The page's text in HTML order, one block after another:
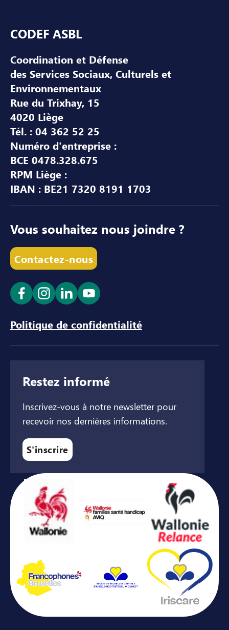
CODEF ASBL
Coordination et Défense
des Services Sociaux, Culturels et
Environnementaux
Rue du Trixhay, 15
4020 Liège
Tél. : 04 362 52 25
Numéro d'entreprise :
BCE 0478.328.675
RPM Liège :
IBAN : BE21 7320 8191 1703
Vous souhaitez nous joindre ?
Contactez-nous
Ouvrir le lien dans un nouvel onglet
Ouvrir le lien dans un nouvel onglet
Ouvrir le lien dans un nouvel
Ouvrir le lien dans un
Politique de confidentialité
Restez informé
Inscrivez-vous à notre newsletter pour
recevoir nos dernières informations.
S'inscrire
Avec le soutien de ...